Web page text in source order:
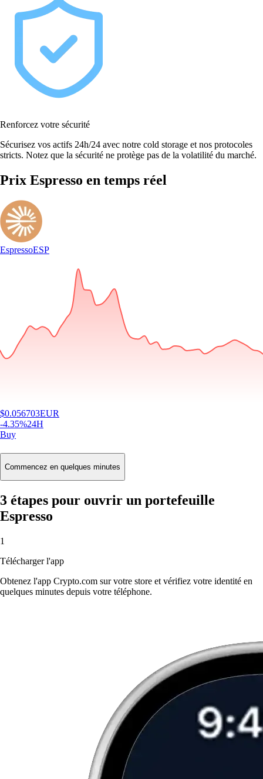
Renforcez votre sécurité
Sécurisez vos actifs 24h/24 avec notre cold storage et nos protocoles
stricts. Notez que la sécurité ne protège pas de la volatilité du marché.
Prix Espresso en temps réel
EspressoESP
$0.056703EUR
-4.35%24H
Buy
Commencez en quelques minutes
3 étapes pour ouvrir un portefeuille
Espresso
1
Télécharger l'app
Obtenez l'app Crypto.com sur votre store et vérifiez votre identité en
quelques minutes depuis votre téléphone.